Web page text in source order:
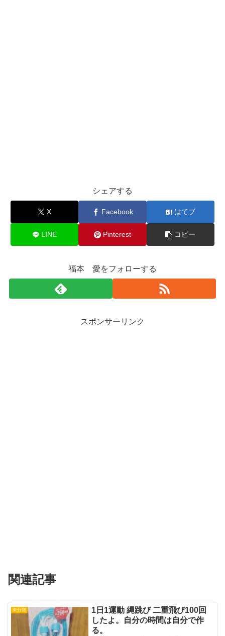
シェアする
X Facebook はてブ
LINE Pinterest コピー
福本 愛をフォローする
スポンサーリンク
関連記事
未分類
1日1運動 縄跳び 二重飛び100回
したよ。自分の時間は自分で作
る。